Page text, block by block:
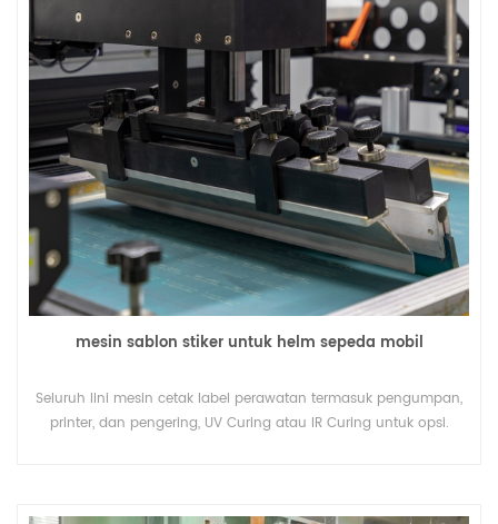
V/HZ 220/50 Ukuranmm 1100x1080x1200 (PxLxT) Mesin Sablon
Lebar web maksmm 520 Ukuran pencetakan maksmm
500x600 Rentang kecepatan pencetakan pcs/jam 0--2500
Toleransi cetak berlebihmm +/-0,01 Ketebalan substratmm
0,02--0,5 Ukuran bingkai aluminium maksmm 800x1000
Sumber udara mpa 0,4--0,6 KekuatanKW3 Tegangan listrik
V/HZ 220/50 Ukuranmm 2950x1160x1650 (PxLxT) Pengering
Udara Panas KekuatanKW22 Tegangan listrik V/HZ 380/50
Suhu℃ suhu kamar ---- 200 Panjang lintasan ruang:m60
Pemanas buah4 Ukuranmm 2830x1060x2150 (PxLxT)
mesin sablon stiker untuk helm sepeda mobil
Seluruh lini mesin cetak label perawatan termasuk pengumpan,
printer, dan pengering, UV Curing atau IR Curing untuk opsi.